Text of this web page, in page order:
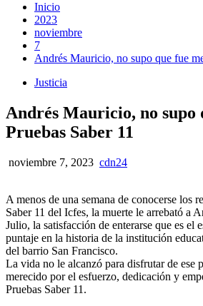
Inicio
2023
noviembre
7
Andrés Mauricio, no supo que fue
Justicia
Andrés Mauricio, no supo
Pruebas Saber 11
noviembre 7, 2023 cdn24
A menos de una semana de conocerse los
Saber 11 del Icfes, la muerte le arrebató a
Julio, la satisfacción de enterarse que es el
puntaje en la historia de la institución
del barrio San Francisco.
La vida no le alcanzó para disfrutar de ese
merecido por el esfuerzo, dedicación y
Pruebas Saber 11.